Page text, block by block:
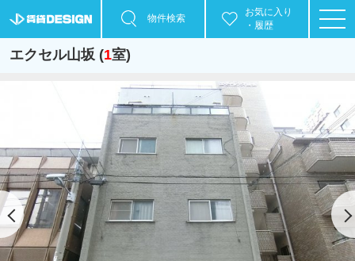
物件検索
お気に入り
・履歴
エクセル山坂 (1室)